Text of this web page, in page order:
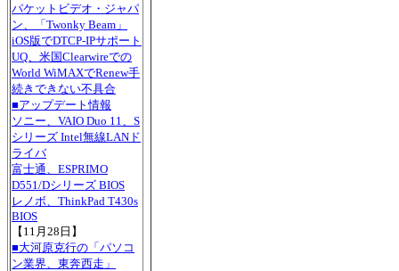
パケットビデオ・ジャパ
ン、「Twonky Beam」
iOS版でDTCP-IPサポート
UQ、米国Clearwireでの
World WiMAXでRenew手
続きできない不具合
■アップデート情報
ソニー、VAIO Duo 11、S
シリーズ Intel無線LANド
ライバ
富士通、ESPRIMO
D551/Dシリーズ BIOS
レノボ、ThinkPad T430s
BIOS
【11月28日】
■大河原克行の「パソコ
ン業界、東奔西走」